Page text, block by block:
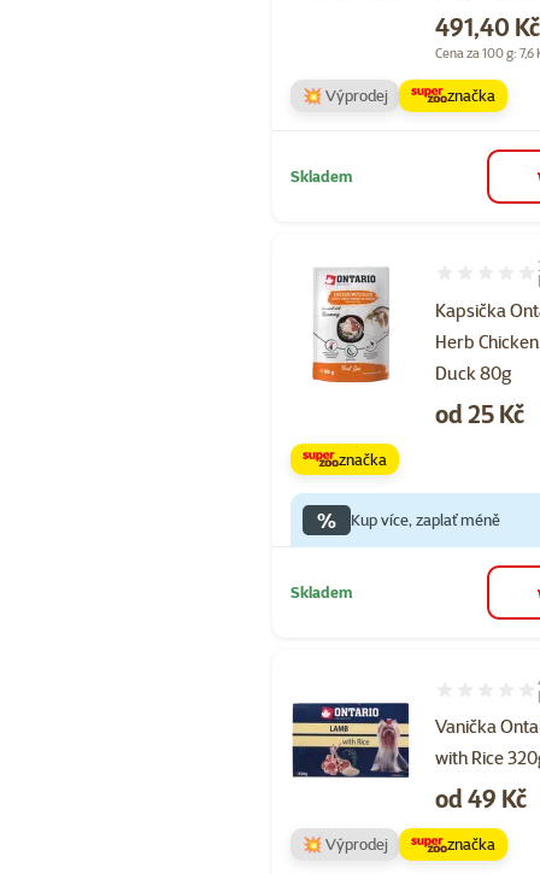
Cena
491,40 Kč
Cena za 100 g: 7,6
💥 Výprodej značka
Skladem
Kapsička
Herb
Duck 80g
Hodnocení
Cena
od 25 Kč
značka
% Kup více, zaplať méně
Skladem
Vanička
with Rice
Hodnocení
Cena
od 49 Kč
💥 Výprodej značka